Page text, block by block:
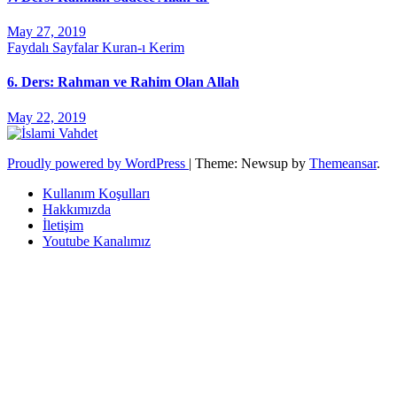
May 27, 2019
Faydalı SayfalarKuran-ı Kerim
6. Ders: Rahman ve Rahim Olan Allah
May 22, 2019
Proudly powered by WordPress | Theme: Newsup by Themeansar.
Kullanım Koşulları
Hakkımızda
İletişim
Youtube Kanalımız